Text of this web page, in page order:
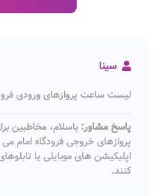
سینا
لیست ساعت پروازهای ورودی
پاسخ مشاور: باسلام، مخاطبین
پروازهای خروجی فرودگاه امام
اپلیکیشن های موبایلی یا
کنند.